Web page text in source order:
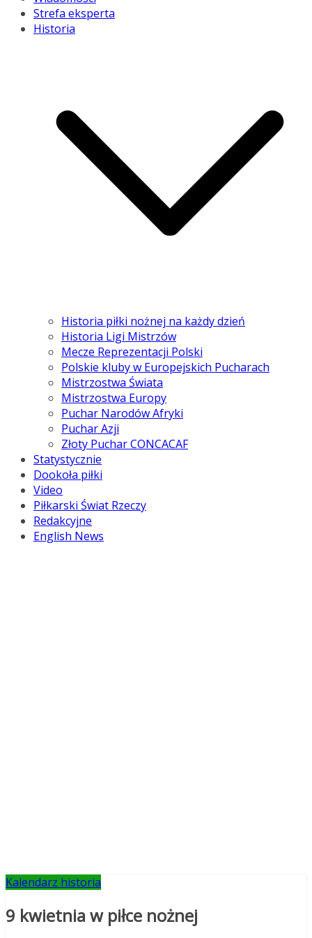
Strefa eksperta
Historia
Historia piłki nożnej na każdy dzień
Historia Ligi Mistrzów
Mecze Reprezentacji Polski
Polskie kluby w Europejskich Pucharach
Mistrzostwa Świata
Mistrzostwa Europy
Puchar Narodów Afryki
Puchar Azji
Złoty Puchar CONCACAF
Statystycznie
Dookoła piłki
Video
Piłkarski Świat Rzeczy
Redakcyjne
English News
Kalendarz historia
9 kwietnia w piłce nożnej